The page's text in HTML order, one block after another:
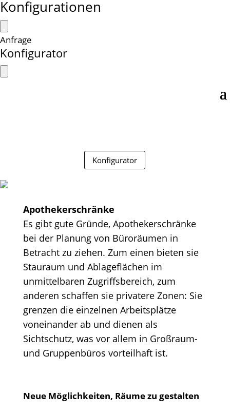
Konfigurationen
Anfrage
Konfigurator
Konfigurator
Apothekerschränke
Es gibt gute Gründe, Apothekerschränke
bei der Planung von Büroräumen in
Betracht zu ziehen. Zum einen bieten sie
Stauraum und Ablageflächen im
unmittelbaren Zugriffsbereich, zum
anderen schaffen sie privatere Zonen: Sie
grenzen die einzelnen Arbeitsplätze
voneinander ab und dienen als
Sichtschutz, was vor allem in Großraum-
und Gruppenbüros vorteilhaft ist.
Neue Möglichkeiten, Räume zu gestalten